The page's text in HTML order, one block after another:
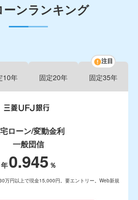
ーンランキング
10年 固定20年
注目
固定35年
ローン/変動金利
一般団信
0.945
万円以上で現金15,000円。要エントリー。Web新規